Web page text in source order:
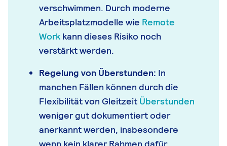
verschwimmen. Durch moderne
Arbeitsplatzmodelle wie Remote
Workkann dieses Risiko noch
verstärkt werden.
Regelung von Überstunden: In
manchen Fällen können durch die
Flexibilität von Gleitzeit Überstunden
weniger gut dokumentiert oder
anerkannt werden, insbesondere